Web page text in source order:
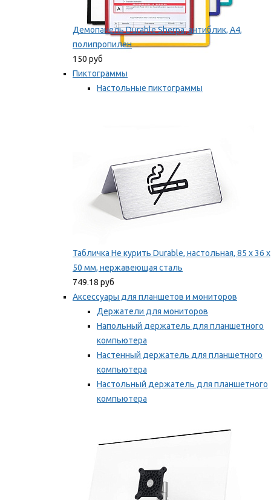
Демопанель Durable Sherpa, антиблик, А4,
полипропилен
150 руб
Пиктограммы
Настольные пиктограммы
Табличка Не курить Durable, настольная, 85 x 36 x
50 мм, нержавеющая сталь
749.18 руб
Аксессуары для планшетов и мониторов
Держатели для мониторов
Напольный держатель для планшетного
компьютера
Настенный держатель для планшетного
компьютера
Настольный держатель для планшетного
компьютера